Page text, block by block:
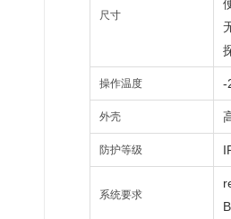
尺寸
操作温度 -
外壳
防护等级
系统要求